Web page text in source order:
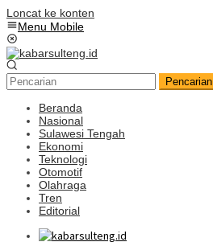
Loncat ke konten
Menu Mobile
Pencarian
Beranda
Nasional
Sulawesi Tengah
Ekonomi
Teknologi
Otomotif
Olahraga
Tren
Editorial